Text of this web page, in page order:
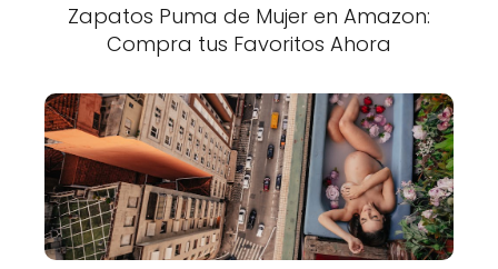
Zapatos Puma de Mujer en Amazon:
Compra tus Favoritos Ahora